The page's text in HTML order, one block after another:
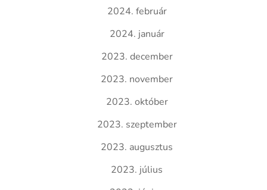
2024. február
2024. január
2023. december
2023. november
2023. október
2023. szeptember
2023. augusztus
2023. július